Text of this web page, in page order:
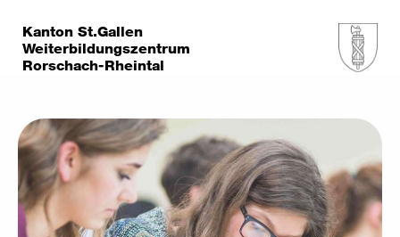
Kanton St.Gallen
Weiterbildungszentrum
Rorschach-Rheintal